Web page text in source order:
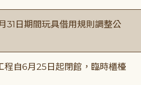
31日期間玩具借用規則調整公
程自6月25日起閉館，臨時櫃檯